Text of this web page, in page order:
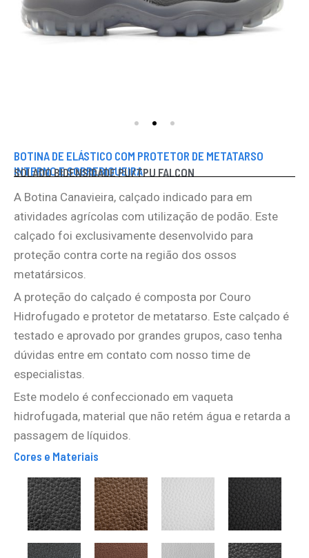
BOTINA DE ELÁSTICO COM PROTETOR DE METATARSO
INTERNO E SOBREBIQUEIRA
SOLADO BIDENSIDADE PU/TPU FALCON
A Botina Canavieira, calçado indicado para em
atividades agrícolas com utilização de podão. Este
calçado foi exclusivamente desenvolvido para
proteção contra corte na região dos ossos
metatársicos.
A proteção do calçado é composta por Couro
Hidrofugado e protetor de metatarso. Este calçado é
testado e aprovado por grandes grupos, caso tenha
dúvidas entre em contato com nosso time de
especialistas.
Este modelo é confeccionado em vaqueta
hidrofugada, material que não retém água e retarda a
passagem de líquidos.
Cores e Materiais
VAQUETA
VAQUETA
VAQUETA
VAQUETA